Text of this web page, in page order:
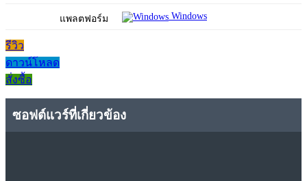
แพลตฟอร์ม Windows
รีวิว
ดาวน์โหลด
สั่งซื้อ
ซอฟต์แวร์ที่เกี่ยวข้อง